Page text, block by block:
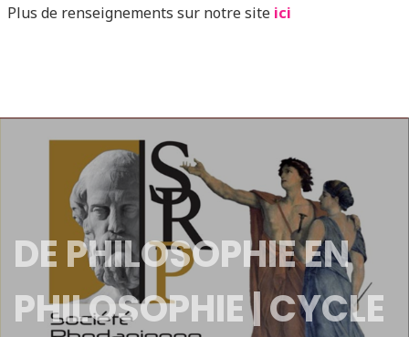
Plus de renseignements sur notre site ici
DE PHILOSOPHIE EN
PHILOSOPHIE | CYCLE